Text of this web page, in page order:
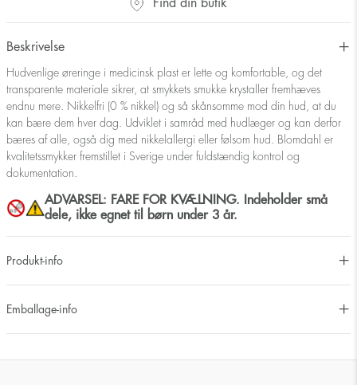
Find din butik
Beskrivelse
Hudvenlige øreringe i medicinsk plast er lette og komfortable, og det
transparente materiale sikrer, at smykkets smukke krystaller fremhæves
endnu mere. Nikkelfri (0 % nikkel) og så skånsomme mod din hud, at du
kan bære dem hver dag. Udviklet i samråd med hudlæger og kan derfor
bæres af alle, også dig med nikkelallergi eller følsom hud. Blomdahl er
kvalitetssmykker fremstillet i Sverige under fuldstændig kontrol og
dokumentation.
ADVARSEL: FARE FOR KVÆLNING. Indeholder små
dele, ikke egnet til børn under 3 år.
Produkt-info
Emballage-info